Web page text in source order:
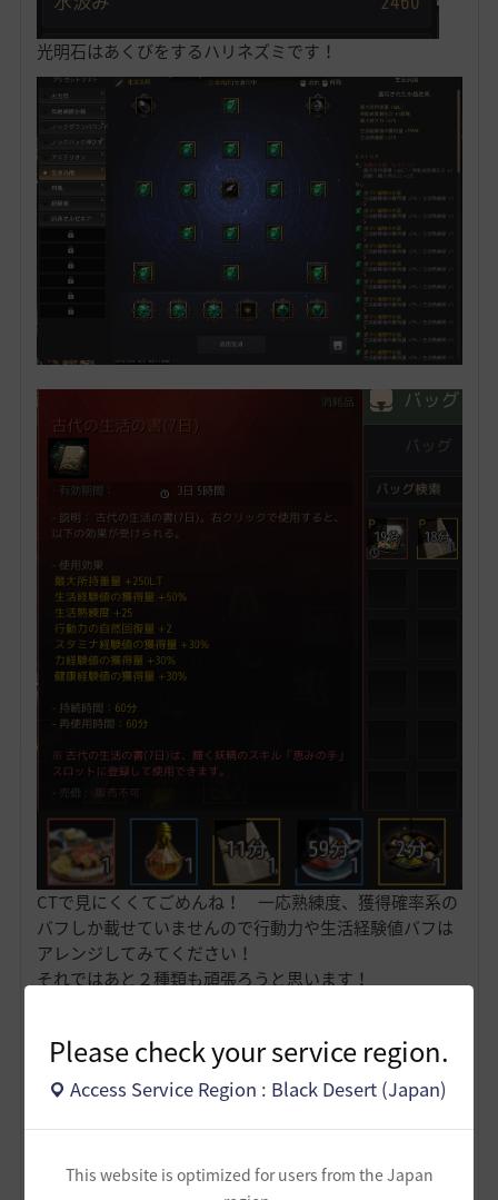
Please check your service region.
Access Service Region : Black Desert (Japan)
This website is optimized for users from the Japan
光明石はあくびをするハリネズミです！
CTで見にくくてごめんね！ 一応熟練度、獲得確率系の
バフしか載せていませんので行動力や生活経験値バフは
アレンジしてみてください！
それではあと２種類も頑張ろうと思います！
かわさもべーた
6 7
Lv62 FPSずんだもん